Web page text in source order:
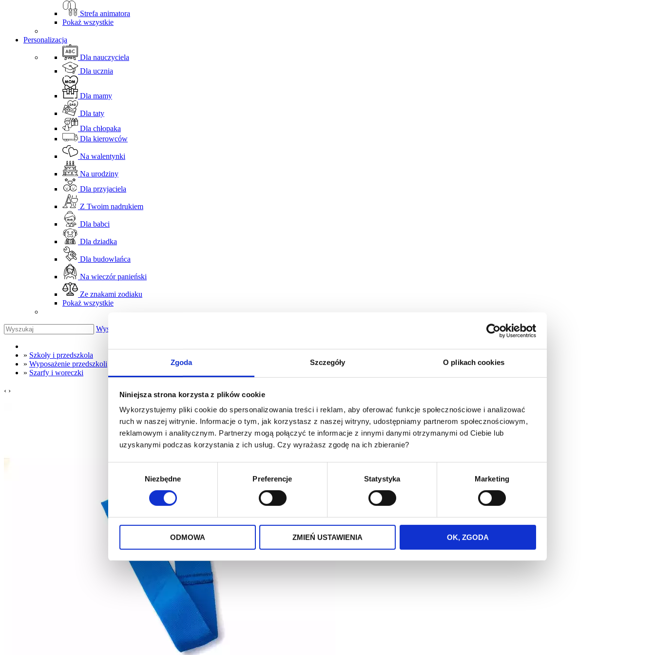
Zgoda Szczegóły O plikach cookies
Niniejsza strona korzysta z plików cookie
Wykorzystujemy pliki cookie do spersonalizowania treści i reklam, aby oferować funkcje społecznościowe i analizować
ruch w naszej witrynie. Informacje o tym, jak korzystasz z naszej witryny, udostępniamy partnerom społecznościowym,
reklamowym i analitycznym. Partnerzy mogą połączyć te informacje z innymi danymi otrzymanymi od Ciebie lub
uzyskanymi podczas korzystania z ich usług. Czy wyrażasz zgodę na ich zbieranie?
Niezbędne Preferencje Statystyka Marketing
ODMOWA ZMIEŃ USTAWIENIA OK, ZGODA
Strefa animatora
Pokaż wszystkie
Personalizacja
Dla nauczyciela
Dla ucznia
Dla mamy
Dla taty
Dla chłopaka
Dla kierowców
Na walentynki
Na urodziny
Dla przyjaciela
Z Twoim nadrukiem
Dla babci
Dla dziadka
Dla budowlańca
Na wieczór panieński
Ze znakami zodiaku
Pokaż wszystkie
Wyszukaj
» Szkoły i przedszkola
» Wyposażenie przedszkoli
» Szarfy i woreczki
‹ ›